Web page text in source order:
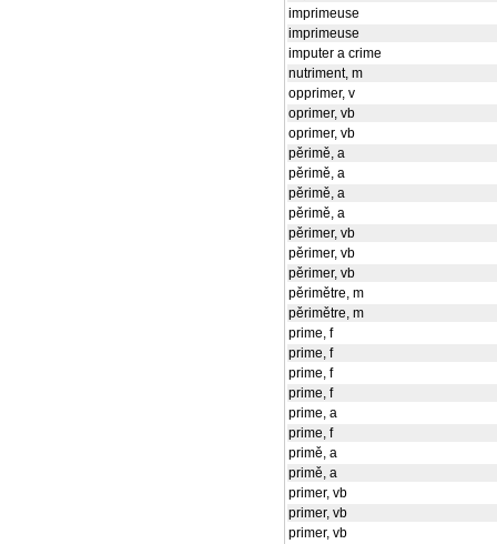
imprimeuse
imprimeuse
imputer a crime
nutriment, m
opprimer, v
oprimer, vb
oprimer, vb
pěrimě, a
pěrimě, a
pěrimě, a
pěrimě, a
pěrimer, vb
pěrimer, vb
pěrimer, vb
pěrimětre, m
pěrimětre, m
prime, f
prime, f
prime, f
prime, f
prime, a
prime, f
primě, a
primě, a
primer, vb
primer, vb
primer, vb